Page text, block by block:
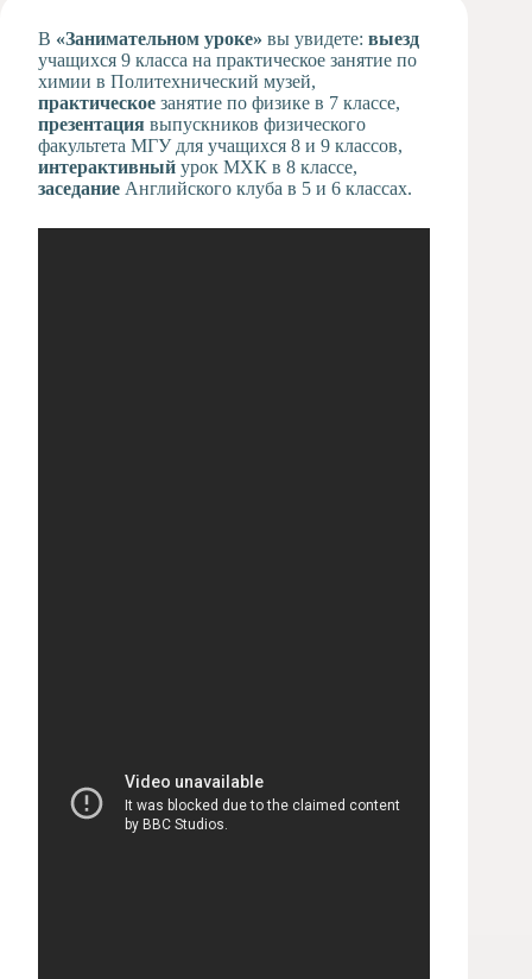
студия
Музыкальное
отделение
Психологическая
Служба
Тьюторская
В «Занимательном уроке» вы увидете: выезд
учащихся 9 класса на практическое занятие по
химии в Политехнический музей,
практическое занятие по физике в 7 классе,
презентация выпускников физического
факультета МГУ для учащихся 8 и 9 классов,
интерактивный урок МХК в 8 классе,
заседание Английского клуба в 5 и 6 классах.